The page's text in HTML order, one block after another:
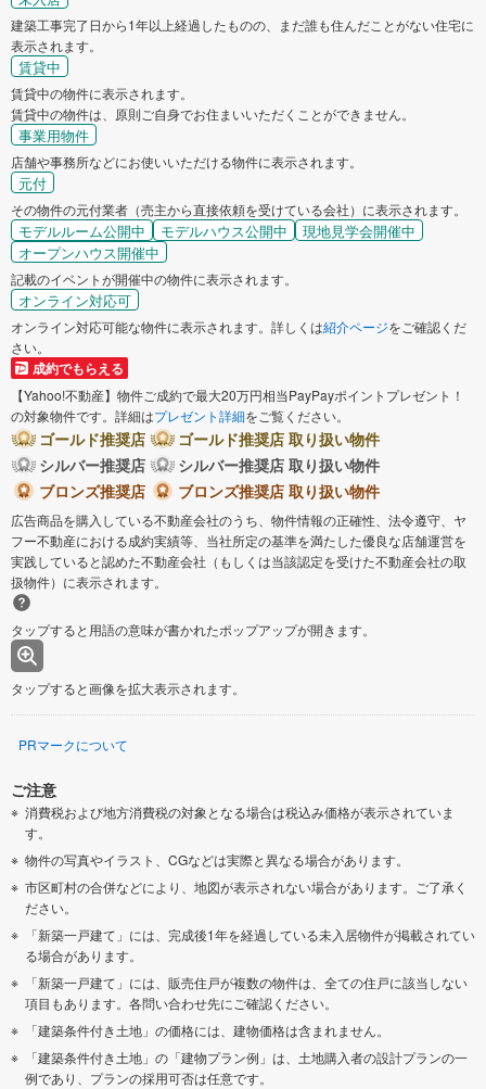
建築工事完了日から1年以上経過したものの、まだ誰も住んだことがない住宅に
表示されます。
賃貸中
賃貸中の物件に表示されます。
賃貸中の物件は、原則ご自身でお住まいいただくことができません。
事業用物件
店舗や事務所などにお使いいただける物件に表示されます。
元付
その物件の元付業者（売主から直接依頼を受けている会社）に表示されます。
モデルルーム公開中 モデルハウス公開中
現地見学会開催中
オープンハウス開催中
記載のイベントが開催中の物件に表示されます。
オンライン対応可
オンライン対応可能な物件に表示されます。詳しくは紹介ページをご確認くだ
さい。
成約でもらえる
【Yahoo!不動産】物件ご成約で最大20万円相当PayPayポイントプレゼント！
の対象物件です。詳細はプレゼント詳細をご覧ください。
ゴールド推奨店
ゴールド推奨店 取り扱い物件
シルバー推奨店
シルバー推奨店 取り扱い物件
ブロンズ推奨店
ブロンズ推奨店 取り扱い物件
広告商品を購入している不動産会社のうち、物件情報の正確性、法令遵守、ヤ
フー不動産における成約実績等、当社所定の基準を満たした優良な店舗運営を
実践していると認めた不動産会社（もしくは当該認定を受けた不動産会社の取
扱物件）に表示されます。
タップすると用語の意味が書かれたポップアップが開きます。
タップすると画像を拡大表示されます。
PRマークについて
ご注意
消費税および地方消費税の対象となる場合は税込み価格が表示されていま
す。
物件の写真やイラスト、CGなどは実際と異なる場合があります。
市区町村の合併などにより、地図が表示されない場合があります。ご了承く
ださい。
「新築一戸建て」には、完成後1年を経過している未入居物件が掲載されてい
る場合があります。
「新築一戸建て」には、販売住戸が複数の物件は、全ての住戸に該当しない
項目もあります。各問い合わせ先にご確認ください。
「建築条件付き土地」の価格には、建物価格は含まれません。
「建築条件付き土地」の「建物プラン例」は、土地購入者の設計プランの一
例であり、プランの採用可否は任意です。